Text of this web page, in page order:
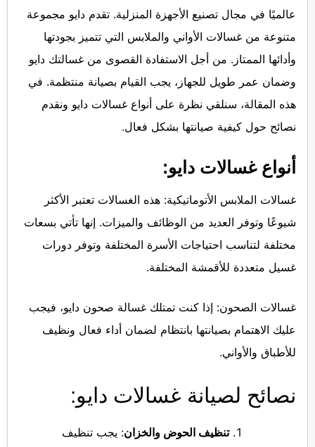
عالميًا في مجال تصنيع الأجهزة المنزلية. تقدم دايو مجموعة
متنوعة من غسالات الأواني والملابس التي تتميز بجودتها
وأدائها الممتاز. من أجل الاستفادة القصوى من غسالتك دايو
وضمان عمر طويل للجهاز، يجب القيام بصيانة منتظمة. في
هذه المقالة، سنلقي نظرة على أنواع غسالات دايو ونقدم
نصائح حول كيفية صيانتها بشكل فعال.
أنواع غسالات دايو:
غسالات الملابس الأتوماتيكية: هذه الغسالات تعتبر الأكثر
شيوعًا وتوفر العديد من الوظائف والميزات. إنها تأتي بسعات
مختلفة لتناسب احتياجات الأسرة المختلفة وتوفر دورات
غسيل متعددة للأقمشة المختلفة.
غسالات الصحون: إذا كنت تمتلك غسالة صحون دايو، فيجب
عليك الاهتمام بصيانتها بانتظام لضمان أداء فعال ونظيف
للأطباق والأواني.
نصائح لصيانة غسالات دايو:
تنظيف الحوض والخزان: يجب تنظيف